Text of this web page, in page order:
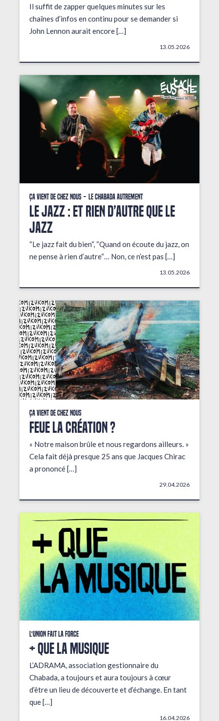
Il suffit de zapper quelques minutes sur les
chaînes d’infos en continu pour se demander si
John Lennon aurait encore […]
13.05.2026
Ça vient de chez nous Le Chabada autrement
LE JAZZ : ET RIEN D’AUTRE QUE LE
JAZZ
“Le jazz fait du bien“, “Quand on écoute du jazz, on
ne pense à rien d’autre“… Non, ce n’est pas […]
13.05.2026
Ça vient de chez nous
FEUE LA CRÉATION ?
« Notre maison brûle et nous regardons ailleurs. »
Cela fait déjà presque 25 ans que Jacques Chirac
a prononcé […]
29.04.2026
L'union fait la force
+ que la musique
L’ADRAMA, association gestionnaire du
Chabada, a toujours et aura toujours à cœur
d’être un lieu de découverte et d’échange. En tant
que […]
16.04.2026